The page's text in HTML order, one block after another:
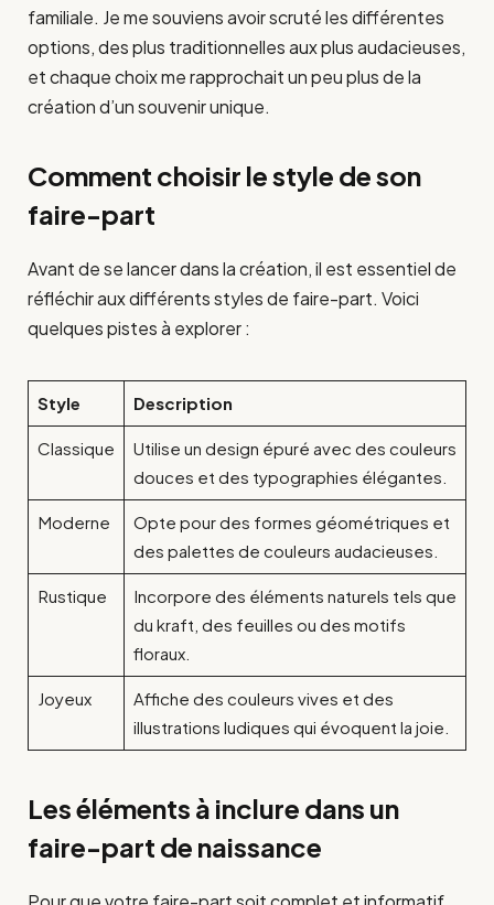
familiale. Je me souviens avoir scruté les différentes
options, des plus traditionnelles aux plus audacieuses,
et chaque choix me rapprochait un peu plus de la
création d’un souvenir unique.
Comment choisir le style de son
faire-part
Avant de se lancer dans la création, il est essentiel de
réfléchir aux différents styles de faire-part. Voici
quelques pistes à explorer :
Style Description
Classique
Utilise un design épuré avec des couleurs
douces et des typographies élégantes.
Moderne
Opte pour des formes géométriques et
des palettes de couleurs audacieuses.
Rustique
Incorpore des éléments naturels tels que
du kraft, des feuilles ou des motifs
floraux.
Joyeux
Affiche des couleurs vives et des
illustrations ludiques qui évoquent la joie.
Les éléments à inclure dans un
faire-part de naissance